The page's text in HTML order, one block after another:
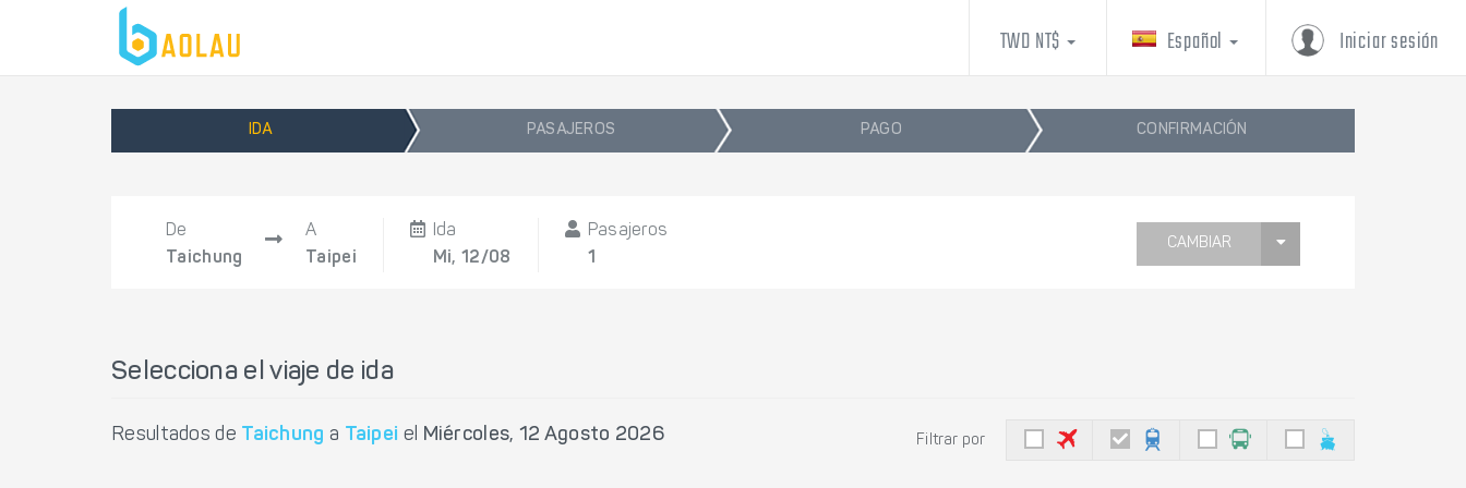
Iniciar sesión
Español
TWD NT$
IDA PASAJEROS PAGO CONFIRMACIÓN
De
Taichung
A
Taipei
Ida
Mi, 12/08
Pasajeros
1
CAMBIAR
Selecciona el viaje de ida
Resultados de Taichung a Taipei el Miércoles, 12 Agosto 2026 Filtrar por